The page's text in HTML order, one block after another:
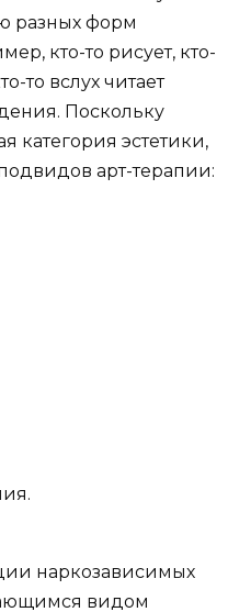
разных форм
кто-то рисует, кто-
то вслух читает
Поскольку
категория эстетики,
арт-терапии:
наркозависимых
видом